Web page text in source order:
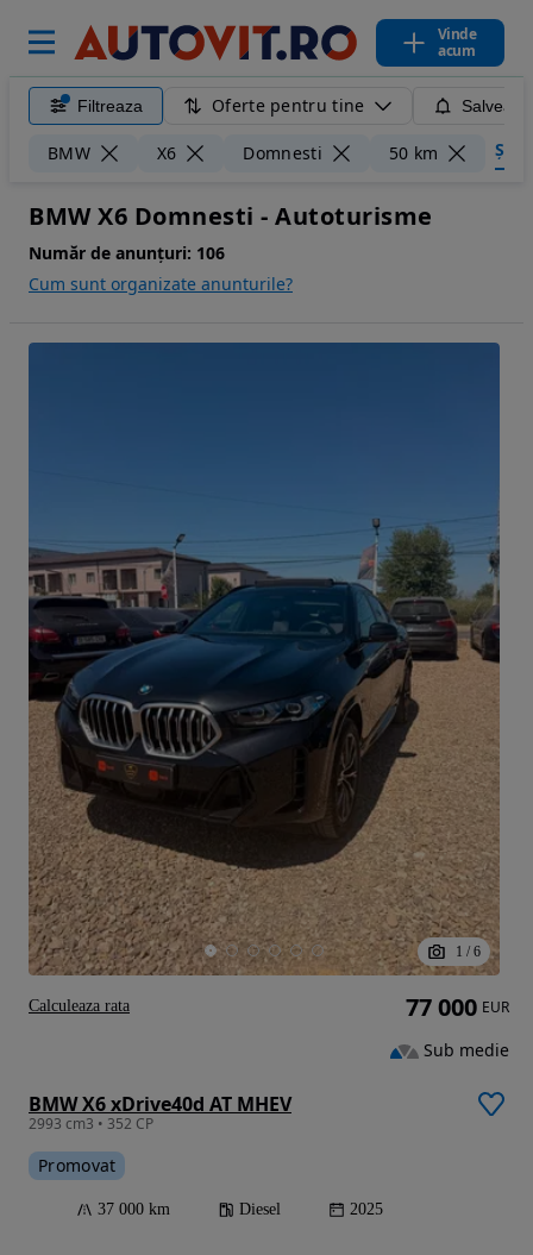
Vinde
acum
Filtreaza Oferte pentru tine
BMW X6 Domnesti 50 km
BMW X6 Domnesti - Autoturisme
Număr de anunțuri: 106
Cum sunt organizate anunturile?
1 / 6
BMW X6 xDrive40d AT MHEV
2993 cm3 • 352 CP
Promovat
37 000 km Diesel 2025
77 000 EUR
Sub medie
Calculeaza rata